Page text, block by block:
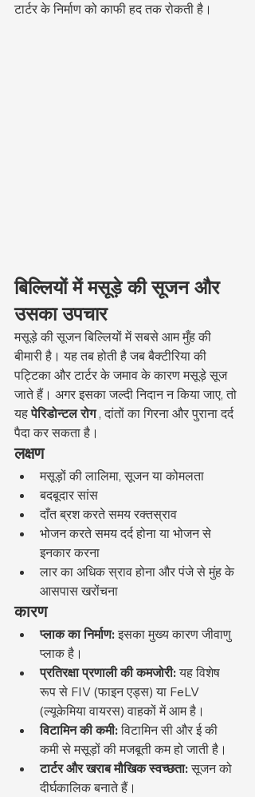
टार्टर के निर्माण को काफी हद तक रोकती है।
बिल्लियों में मसूड़े की सूजन और
उसका उपचार
मसूड़े की सूजन बिल्लियों में सबसे आम मुँह की
बीमारी है। यह तब होती है जब बैक्टीरिया की
पट्टिका और टार्टर के जमाव के कारण मसूड़े सूज
जाते हैं। अगर इसका जल्दी निदान न किया जाए, तो
यह पेरिडोन्टल रोग , दांतों का गिरना और पुराना दर्द
पैदा कर सकता है।
लक्षण
मसूड़ों की लालिमा, सूजन या कोमलता
बदबूदार सांस
दाँत ब्रश करते समय रक्तस्राव
भोजन करते समय दर्द होना या भोजन से
इनकार करना
लार का अधिक स्राव होना और पंजे से मुंह के
आसपास खरोंचना
कारण
प्लाक का निर्माण: इसका मुख्य कारण जीवाणु
प्लाक है।
प्रतिरक्षा प्रणाली की कमजोरी: यह विशेष
रूप से FIV (फाइन एड्स) या FeLV
(ल्यूकेमिया वायरस) वाहकों में आम है।
विटामिन की कमी: विटामिन सी और ई की
कमी से मसूड़ों की मजबूती कम हो जाती है।
टार्टर और खराब मौखिक स्वच्छता: सूजन को
दीर्घकालिक बनाते हैं।